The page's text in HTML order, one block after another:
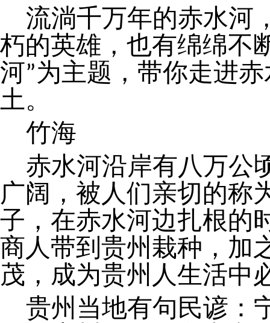
流淌千万年的赤水河
朽的英雄，也有绵绵不
河”为主题，带你走进
土。
竹海
赤水河沿岸有八万公
广阔，被人们亲切的称
子，在赤水河边扎根的
商人带到贵州栽种，加
茂，成为贵州人生活中
贵州当地有句民谚：